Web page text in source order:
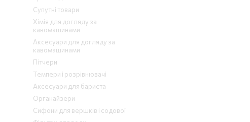
Супутні товари
Хімія для догляду за
кавомашинами
Аксесуари для догляду за
кавомашинами
Пітчери
Темпери і розрівнювачі
Аксесуари для бариста
Органайзери
Сифони для вершків і содової